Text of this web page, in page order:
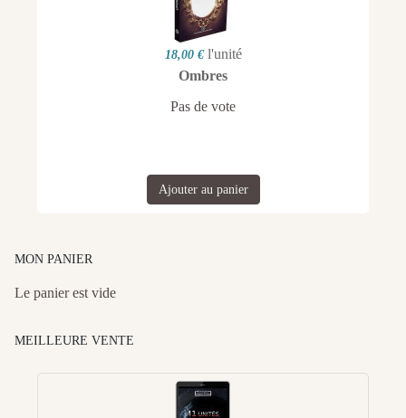
18,00 € l'unité
Ombres
Pas de vote
Ajouter au panier
MON PANIER
Le panier est vide
MEILLEURE VENTE